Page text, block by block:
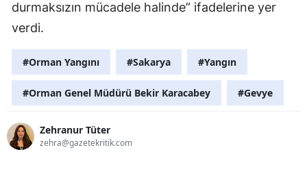
durmaksızın mücadele halinde” ifadelerine yer
verdi.
#Orman Yangını #Sakarya #Yangın
#Orman Genel Müdürü Bekir Karacabey #Gevye
Zehranur Tüter
zehra@gazetekritik.com